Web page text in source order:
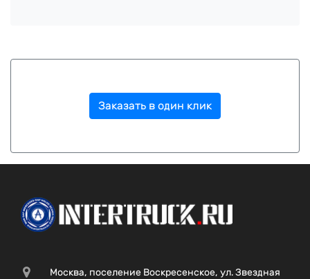
Заказать в один клик
Москва, поселение Воскресенское, ул. Звездная